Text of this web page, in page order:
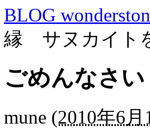
BLOG
縁 サヌカイト
ごめんなさい
mune (2010年6